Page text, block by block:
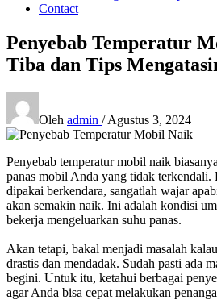
Contact
Penyebab Temperatur
Tiba dan Tips
Oleh admin /Agustus 3, 2024
Penyebab temperatur mobil naik
panas mobil Anda yang tidak terkendali.
dipakai berkendara, sangatlah wajar
akan semakin naik. Ini adalah kondisi
bekerja mengeluarkan suhu panas.
Akan tetapi, bakal menjadi masalah
drastis dan mendadak. Sudah pasti ada
begini. Untuk itu, ketahui berbagai
agar Anda bisa cepat melakukan